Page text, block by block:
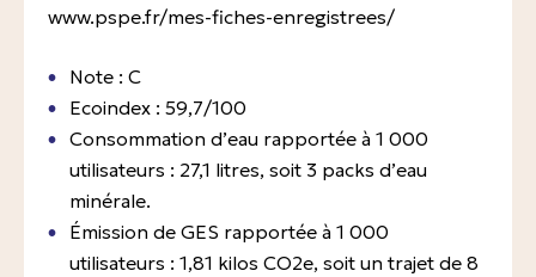
www.pspe.fr/mes-fiches-enregistrees/
Note : C
Ecoindex : 59,7/100
Consommation d’eau rapportée à 1 000
utilisateurs : 27,1 litres, soit 3 packs d’eau
minérale.
Émission de GES rapportée à 1 000
utilisateurs : 1,81 kilos CO2e, soit un trajet de 8